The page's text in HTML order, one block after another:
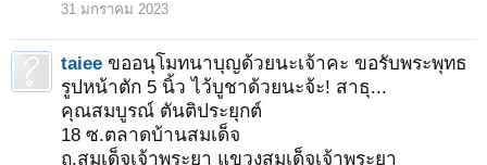
31 มกราคม 2023
taiee ขออนุโมทนาบุญด้วยนะเจ้าคะ ขอรับพระพุทธ
รูปหน้าตัก 5 นิ้ว ไว้บูชาด้วยนะจ้ะ! สาธุ...
คุณสมบูรณ์ ตันติประยุกต์
18 ซ.ตลาดบ้านสมเด็จ
ถ.สมเด็จเจ้าพระยา แขวงสมเด็จเจ้าพระยา